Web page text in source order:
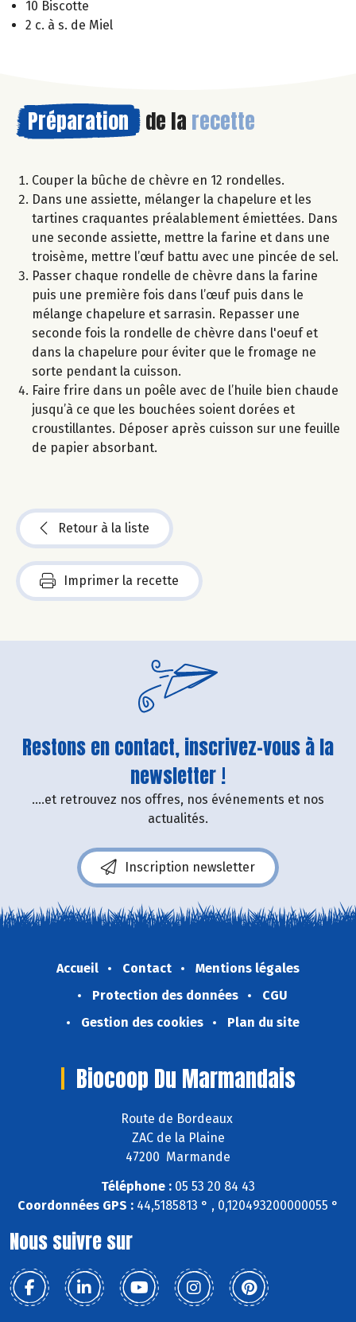
10 Biscotte
2 c. à s. de Miel
Préparation de la recette
Couper la bûche de chèvre en 12 rondelles.
Dans une assiette, mélanger la chapelure et les
tartines craquantes préalablement émiettées. Dans
une seconde assiette, mettre la farine et dans une
troisème, mettre l’œuf battu avec une pincée de sel.
Passer chaque rondelle de chèvre dans la farine
puis une première fois dans l’œuf puis dans le
mélange chapelure et sarrasin. Repasser une
seconde fois la rondelle de chèvre dans l'oeuf et
dans la chapelure pour éviter que le fromage ne
sorte pendant la cuisson.
Faire frire dans un poêle avec de l’huile bien chaude
jusqu’à ce que les bouchées soient dorées et
croustillantes. Déposer après cuisson sur une feuille
de papier absorbant.
Retour à la liste
Imprimer la recette
Restons en contact, inscrivez-vous à la
newsletter !
....et retrouvez nos offres, nos événements et nos
actualités.
Inscription newsletter
Accueil Contact
Mentions légales
Protection des données
CGU
Gestion des cookies
Plan du site
Biocoop Du Marmandais
Route de Bordeaux
ZAC de la Plaine
47200 Marmande
Téléphone : 05 53 20 84 43
Coordonnées GPS : 44,5185813 ° , 0,120493200000055 °
Nous suivre sur